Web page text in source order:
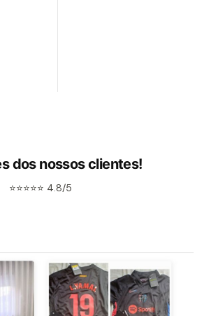
dos nossos clientes!
⭐⭐⭐⭐⭐ 4.8/5